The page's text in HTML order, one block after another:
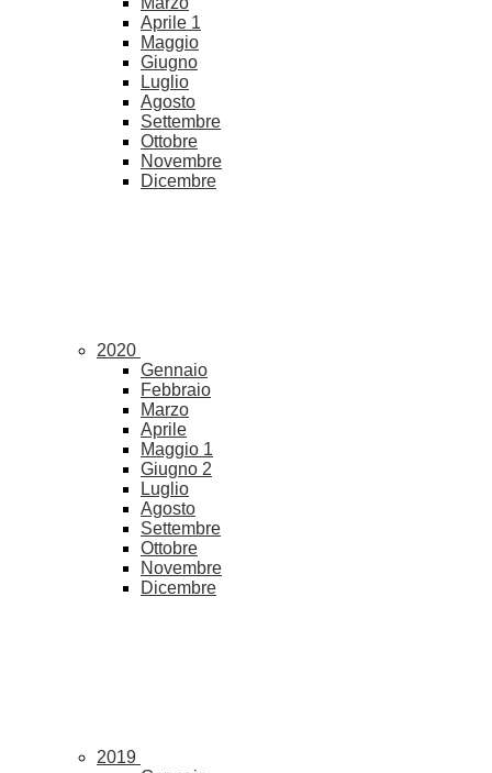
Aprile 1
Maggio
Giugno
Luglio
Agosto
Settembre
Ottobre
Novembre
Dicembre
2020
Gennaio
Febbraio
Marzo
Aprile
Maggio 1
Giugno 2
Luglio
Agosto
Settembre
Ottobre
Novembre
Dicembre
2019